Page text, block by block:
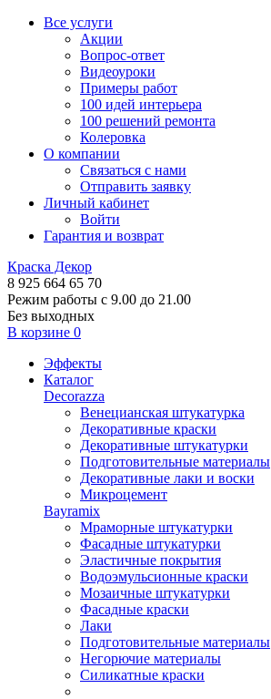
Все услуги
Акции
Вопрос-ответ
Видеоуроки
Примеры работ
100 идей интерьера
100 решений ремонта
Колеровка
О компании
Связаться с нами
Отправить заявку
Личный кабинет
Войти
Гарантия и возврат
Краска Декор
8 925 664 65 70
Режим работы с 9.00 до 21.00
Без выходных
В корзине 0
Эффекты
Каталог
Decorazza
Венецианская штукатурка
Декоративные краски
Декоративные штукатурки
Подготовительные материалы
Декоративные лаки и воски
Микроцемент
Bayramix
Мраморные штукатурки
Фасадные штукатурки
Эластичные покрытия
Водоэмульсионные краски
Мозаичные штукатурки
Фасадные краски
Лаки
Подготовительные материалы
Негорючие материалы
Силикатные краски